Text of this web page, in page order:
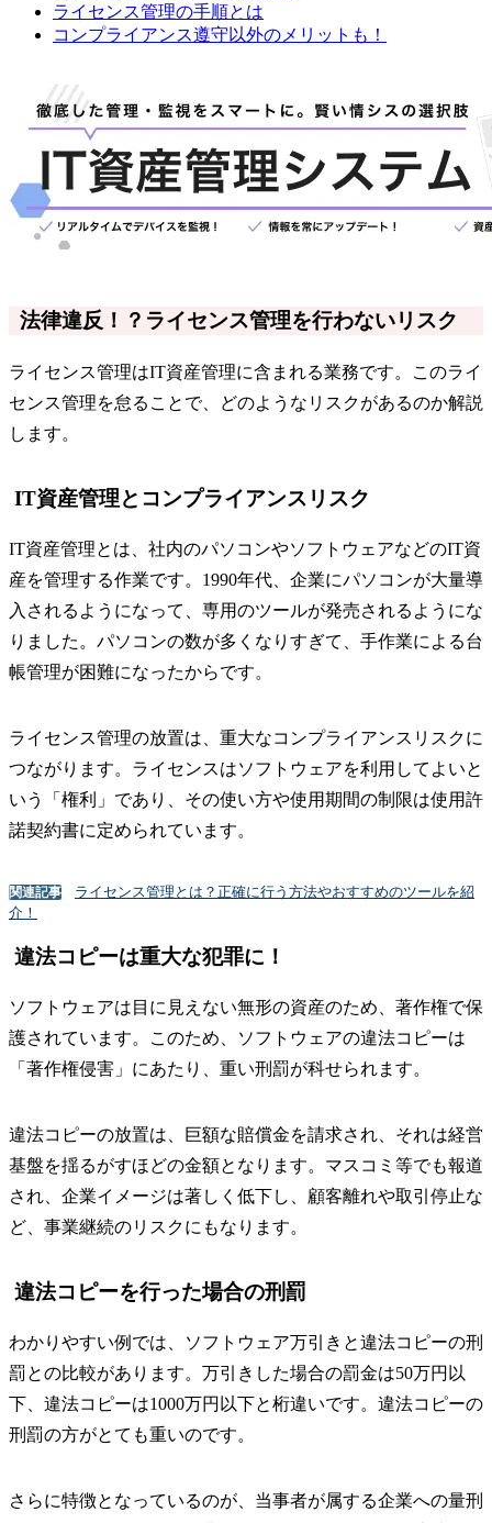
ライセンス管理の手順とは
コンプライアンス遵守以外のメリットも！
法律違反！？ライセンス管理を行わないリスク
ライセンス管理はIT資産管理に含まれる業務です。このライ
センス管理を怠ることで、どのようなリスクがあるのか解説
します。
IT資産管理とコンプライアンスリスク
IT資産管理とは、社内のパソコンやソフトウェアなどのIT資
産を管理する作業です。1990年代、企業にパソコンが大量導
入されるようになって、専用のツールが発売されるようにな
りました。パソコンの数が多くなりすぎて、手作業による台
帳管理が困難になったからです。
ライセンス管理の放置は、重大なコンプライアンスリスクに
つながります。ライセンスはソフトウェアを利用してよいと
いう「権利」であり、その使い方や使用期間の制限は使用許
諾契約書に定められています。
関連記事
ライセンス管理とは？正確に行う方法やおすすめのツールを紹
介！
違法コピーは重大な犯罪に！
ソフトウェアは目に見えない無形の資産のため、著作権で保
護されています。このため、ソフトウェアの違法コピーは
「著作権侵害」にあたり、重い刑罰が科せられます。
違法コピーの放置は、巨額な賠償金を請求され、それは経営
基盤を揺るがすほどの金額となります。マスコミ等でも報道
され、企業イメージは著しく低下し、顧客離れや取引停止な
ど、事業継続のリスクにもなります。
違法コピーを行った場合の刑罰
わかりやすい例では、ソフトウェア万引きと違法コピーの刑
罰との比較があります。万引きした場合の罰金は50万円以
下、違法コピーは1000万円以下と桁違いです。違法コピーの
刑罰の方がとても重いのです。
さらに特徴となっているのが、当事者が属する企業への量刑